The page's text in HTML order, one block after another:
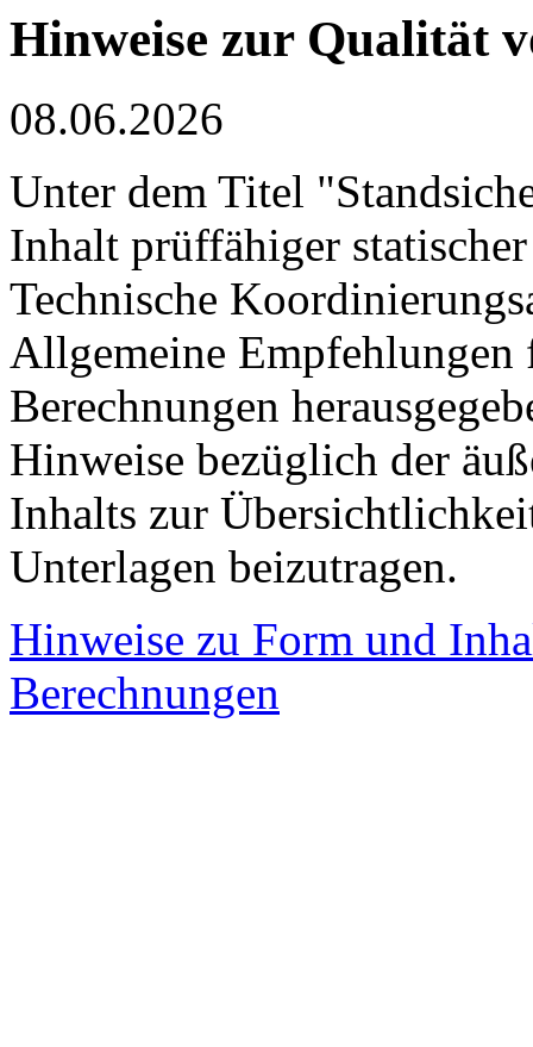
Hinweise zur Qualität
08.06.2026
Unter dem Titel
Inhalt prüffähiger
Technische
Allgemeine
Berechnungen
Hinweise bezüglich der
Inhalts zur
Unterlagen beizutragen.
Hinweise zu Form und
Berechnungen